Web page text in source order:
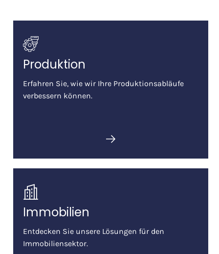
Produktion
Erfahren Sie, wie wir Ihre Produktionsabläufe
verbessern können.
Immobilien
Entdecken Sie unsere Lösungen für den
Immobiliensektor.